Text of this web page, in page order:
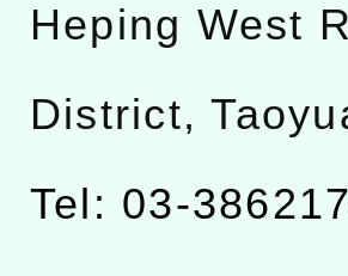
Heping West
District,
Tel: 03-